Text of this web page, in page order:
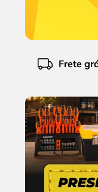
Frete